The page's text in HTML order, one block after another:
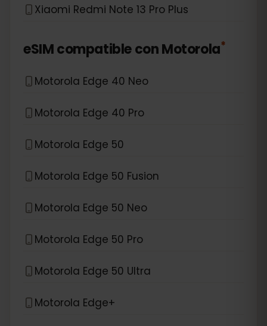
Xiaomi Redmi Note 13 Pro Plus
eSIM compatible conMotorola*
Motorola Edge 40 Neo
Motorola Edge 40 Pro
Motorola Edge 50
Motorola Edge 50 Fusion
Motorola Edge 50 Neo
Motorola Edge 50 Pro
Motorola Edge 50 Ultra
Motorola Edge+